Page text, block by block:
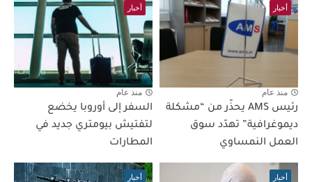
أخبار
منذ عام
رئيس AMS يحذّر من “مشكلة
ديموغرافية” تهدّد سوق
العمل النمساوي
أخبار
منذ عام
السفر إلى أوروبا يخضع
لتفتيش بيومتري جديد في
المطارات
أخبار أخبار